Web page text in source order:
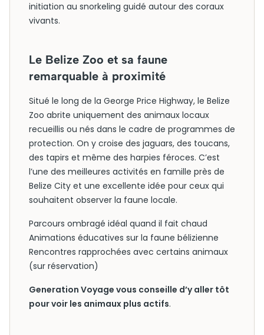
initiation au snorkeling guidé autour des coraux
vivants.
Le Belize Zoo et sa faune
remarquable à proximité
Situé le long de la George Price Highway, le Belize
Zoo abrite uniquement des animaux locaux
recueillis ou nés dans le cadre de programmes de
protection. On y croise des jaguars, des toucans,
des tapirs et même des harpies féroces. C’est
l’une des meilleures activités en famille près de
Belize City et une excellente idée pour ceux qui
souhaitent observer la faune locale.
Parcours ombragé idéal quand il fait chaud
Animations éducatives sur la faune bélizienne
Rencontres rapprochées avec certains animaux
(sur réservation)
Generation Voyage vous conseille d’y aller tôt
pour voir les animaux plus actifs.